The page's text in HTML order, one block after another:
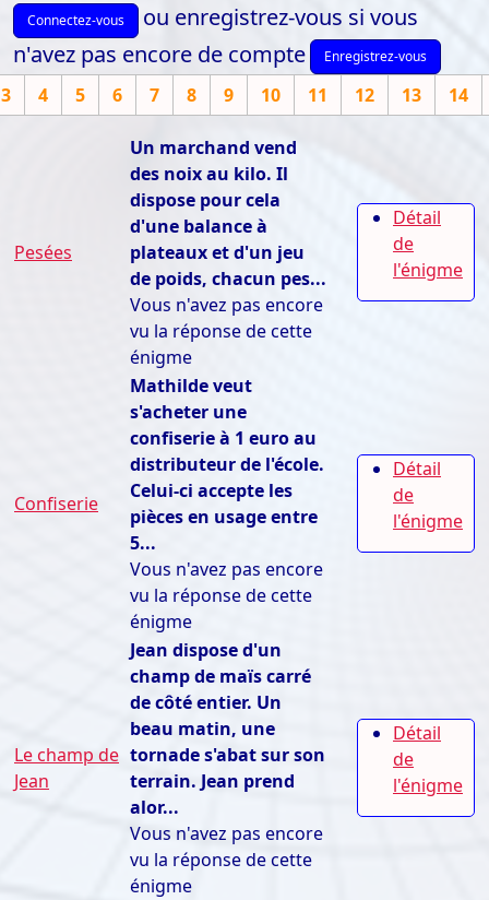
Connectez-vous
ou enregistrez-vous si vous
n'avez pas encore de compte
Enregistrez-vous
3 4 5 6 7 8 9 10 11 12 13 14
Pesées
Un marchand vend
des noix au kilo. Il
dispose pour cela
d'une balance à
plateaux et d'un jeu
de poids, chacun pes...
Vous n'avez pas encore
vu la réponse de cette
énigme
Détail
de
l'énigme
Confiserie
Mathilde veut
s'acheter une
confiserie à 1 euro au
distributeur de l'école.
Celui-ci accepte les
pièces en usage entre
5...
Vous n'avez pas encore
vu la réponse de cette
énigme
Détail
de
l'énigme
Le champ de
Jean
Jean dispose d'un
champ de maïs carré
de côté entier. Un
beau matin, une
tornade s'abat sur son
terrain. Jean prend
alor...
Vous n'avez pas encore
vu la réponse de cette
énigme
Détail
de
l'énigme